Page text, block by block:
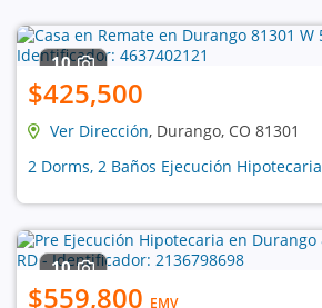
10
$425,500
Ver Dirección, Durango, CO 81301
2 Dorms, 2 Baños Ejecución Hipotecaria
10
$559,800 EMV